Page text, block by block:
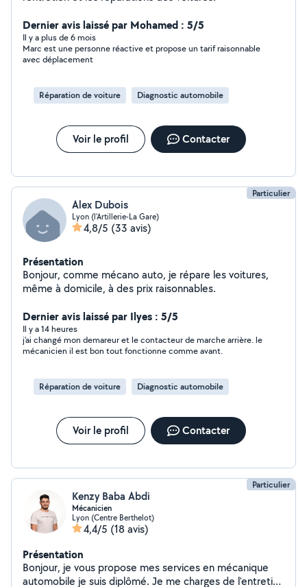
Dernier avis laissé par Mohamed : 5/5
Il y a plus de 6 mois
Marc est une personne réactive et propose un tarif raisonnable
avec déplacement
Réparation de voiture Diagnostic automobile
Voir le profil Contacter
Particulier
Alex Dubois
Lyon (l'Artillerie-La Gare)
4,8/5 (33 avis)
Présentation
Bonjour, comme mécano auto, je répare les voitures,
même à domicile, à des prix raisonnables.
Dernier avis laissé par Ilyes : 5/5
Il y a 14 heures
j'ai changé mon demareur et le contacteur de marche arrière. le
mécanicien il est bon tout fonctionne comme avant.
Réparation de voiture Diagnostic automobile
Voir le profil Contacter
Particulier
Kenzy Baba Abdi
Mécanicien
Lyon (Centre Berthelot)
4,4/5 (18 avis)
Présentation
Bonjour, je vous propose mes services en mécanique
automobile je suis diplômé. Je me charges de l'entretien